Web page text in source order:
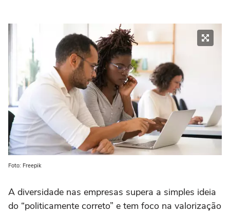
Foto: Freepik
A diversidade nas empresas supera a simples ideia
do “politicamente correto” e tem foco na valorização